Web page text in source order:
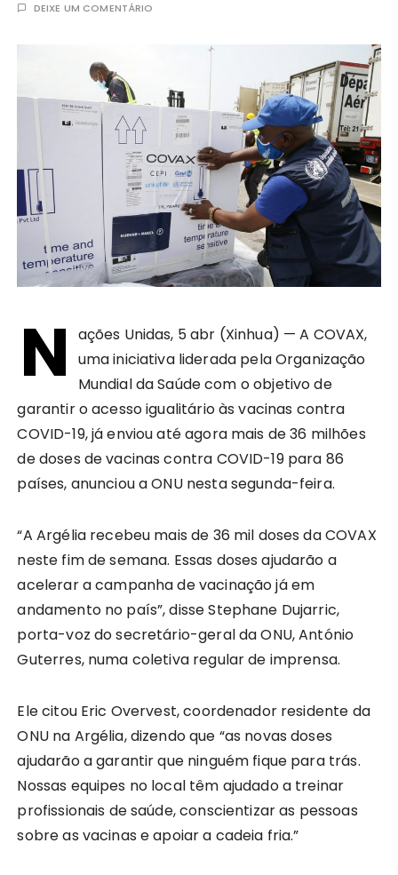
DEIXE UM COMENTÁRIO
N
ações Unidas, 5 abr (Xinhua) — A COVAX,
uma iniciativa liderada pela Organização
Mundial da Saúde com o objetivo de
garantir o acesso igualitário às vacinas contra
COVID-19, já enviou até agora mais de 36 milhões
de doses de vacinas contra COVID-19 para 86
países, anunciou a ONU nesta segunda-feira.
“A Argélia recebeu mais de 36 mil doses da COVAX
neste fim de semana. Essas doses ajudarão a
acelerar a campanha de vacinação já em
andamento no país”, disse Stephane Dujarric,
porta-voz do secretário-geral da ONU, António
Guterres, numa coletiva regular de imprensa.
Ele citou Eric Overvest, coordenador residente da
ONU na Argélia, dizendo que “as novas doses
ajudarão a garantir que ninguém fique para trás.
Nossas equipes no local têm ajudado a treinar
profissionais de saúde, conscientizar as pessoas
sobre as vacinas e apoiar a cadeia fria.”